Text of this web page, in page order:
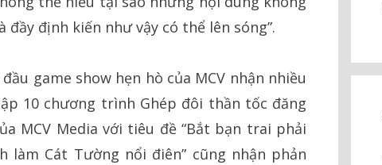
định kiến như vậy có thể lên sóng”.
game show hẹn hò của MCV nhận nhiều
10 chương trình Ghép đôi thần tốc đăng
MCV Media với tiêu đề “Bắt bạn trai phải
Cát Tường nổi điên” cũng nhận phản